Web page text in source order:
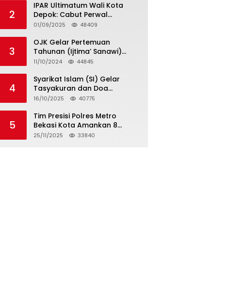
2
IPAR Ultimatum Wali Kota
Depok: Cabut Perwal
Tunjangan DPRD Rp40 Juta
Aksi Rakyat
01/09/2025 48409
3
OJK Gelar Pertemuan
Tahunan (Ijtima’ Sanawi)
Dewan Pengawas Syariah
11/10/2024 44845
4
Syarikat Islam (SI) Gelar
Tasyakuran dan Doa
Bersama Organisasi
16/10/2025 40775
5
Tim Presisi Polres Metro
Bekasi Kota Amankan 8
Remaja Diduga Hendak
25/11/2025 33840